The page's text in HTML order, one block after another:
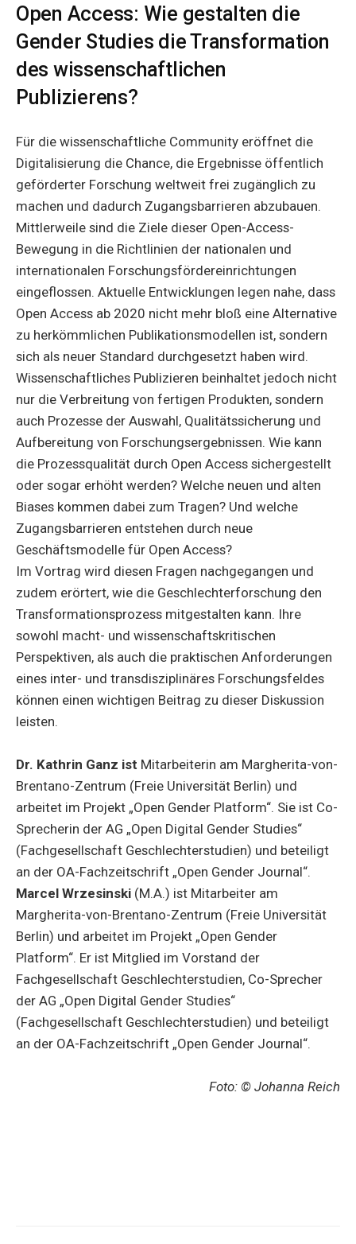
Open Access: Wie gestalten die
Gender Studies die Transformation
des wissenschaftlichen
Publizierens?
Für die wissenschaftliche Community eröffnet die
Digitalisierung die Chance, die Ergebnisse öffentlich
geförderter Forschung weltweit frei zugänglich zu
machen und dadurch Zugangsbarrieren abzubauen.
Mittlerweile sind die Ziele dieser Open-Access-
Bewegung in die Richtlinien der nationalen und
internationalen Forschungsfördereinrichtungen
eingeflossen. Aktuelle Entwicklungen legen nahe, dass
Open Access ab 2020 nicht mehr bloß eine Alternative
zu herkömmlichen Publikationsmodellen ist, sondern
sich als neuer Standard durchgesetzt haben wird.
Wissenschaftliches Publizieren beinhaltet jedoch nicht
nur die Verbreitung von fertigen Produkten, sondern
auch Prozesse der Auswahl, Qualitätssicherung und
Aufbereitung von Forschungsergebnissen. Wie kann
die Prozessqualität durch Open Access sichergestellt
oder sogar erhöht werden? Welche neuen und alten
Biases kommen dabei zum Tragen? Und welche
Zugangsbarrieren entstehen durch neue
Geschäftsmodelle für Open Access?
Im Vortrag wird diesen Fragen nachgegangen und
zudem erörtert, wie die Geschlechterforschung den
Transformationsprozess mitgestalten kann. Ihre
sowohl macht- und wissenschaftskritischen
Perspektiven, als auch die praktischen Anforderungen
eines inter- und transdisziplinäres Forschungsfeldes
können einen wichtigen Beitrag zu dieser Diskussion
leisten.
Dr. Kathrin Ganz ist Mitarbeiterin am Margherita-von-
Brentano-Zentrum (Freie Universität Berlin) und
arbeitet im Projekt „Open Gender Platform“. Sie ist Co-
Sprecherin der AG „Open Digital Gender Studies“
(Fachgesellschaft Geschlechterstudien) und beteiligt
an der OA-Fachzeitschrift „Open Gender Journal“.
Marcel Wrzesinski (M.A.) ist Mitarbeiter am
Margherita-von-Brentano-Zentrum (Freie Universität
Berlin) und arbeitet im Projekt „Open Gender
Platform“. Er ist Mitglied im Vorstand der
Fachgesellschaft Geschlechterstudien, Co-Sprecher
der AG „Open Digital Gender Studies“
(Fachgesellschaft Geschlechterstudien) und beteiligt
an der OA-Fachzeitschrift „Open Gender Journal“.
Foto: © Johanna Reich